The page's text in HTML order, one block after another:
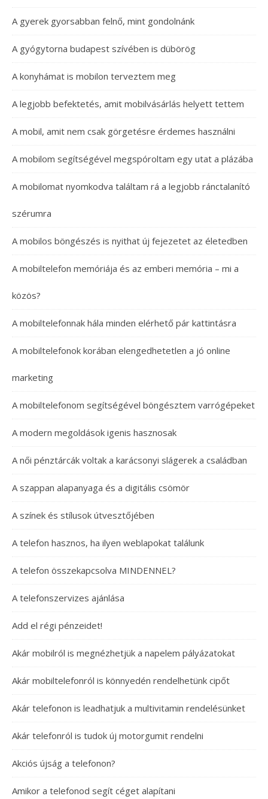
A gyerek gyorsabban felnő, mint gondolnánk
A gyógytorna budapest szívében is dübörög
A konyhámat is mobilon terveztem meg
A legjobb befektetés, amit mobilvásárlás helyett tettem
A mobil, amit nem csak görgetésre érdemes használni
A mobilom segítségével megspóroltam egy utat a plázába
A mobilomat nyomkodva találtam rá a legjobb ránctalanító
szérumra
A mobilos böngészés is nyithat új fejezetet az életedben
A mobiltelefon memóriája és az emberi memória – mi a
közös?
A mobiltelefonnak hála minden elérhető pár kattintásra
A mobiltelefonok korában elengedhetetlen a jó online
marketing
A mobiltelefonom segítségével böngésztem varrógépeket
A modern megoldások igenis hasznosak
A női pénztárcák voltak a karácsonyi slágerek a családban
A szappan alapanyaga és a digitális csömör
A színek és stílusok útvesztőjében
A telefon hasznos, ha ilyen weblapokat találunk
A telefon összekapcsolva MINDENNEL?
A telefonszervizes ajánlása
Add el régi pénzeidet!
Akár mobilról is megnézhetjük a napelem pályázatokat
Akár mobiltelefonról is könnyedén rendelhetünk cipőt
Akár telefonon is leadhatjuk a multivitamin rendelésünket
Akár telefonról is tudok új motorgumit rendelni
Akciós újság a telefonon?
Amikor a telefonod segít céget alapítani